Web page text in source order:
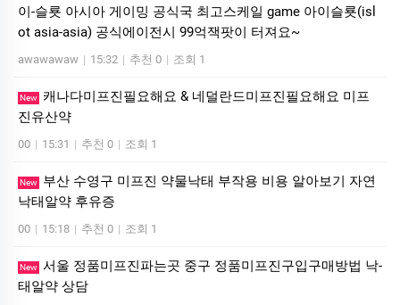
이-슬룟 아시아 게이밍 공식국 최고스케일 ga­me 아이슬룟(is­l
ot asia-asia) 공식에이전시 99억잭­팟이 터져요~
awawawaw | 15:32 | 추천 0 | 조회 1
New 캐나다미프진필요해요 & 네덜란드미프진필요해요 미­프
진유산약
00 | 15:31 | 추천 0 | 조회 1
New
부산 수영구 미프진 약물낙태 부작용 비용 알아보기 자연
낙­태알약 후유증
00 | 15:18 | 추천 0 | 조회 1
New 서울 정품미프진파는곳 중구 정품미프진구입구매방법 낙­
태알약 상담